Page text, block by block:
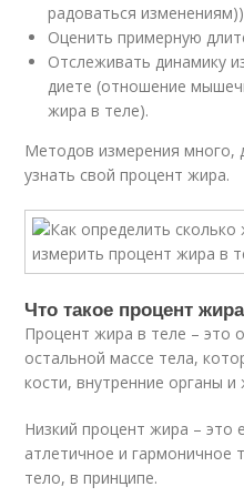
радоваться изменениям))
Оценить примерную
Отслеживать динамику
диете (отношение
жира в теле).
Методов измерения много,
узнать свой процент жира.
Что такое процент
Процент жира в теле – это
остальной массе тела,
кости, внутренние органы и
Низкий процент жира – это
атлетичное и гармоничное
тело, в принципе.